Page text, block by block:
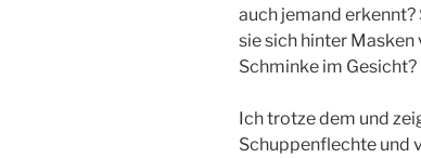
auch jemand
sie sich hinter
Schminke im Gesicht?
Ich trotze dem und
Schuppenflechte und